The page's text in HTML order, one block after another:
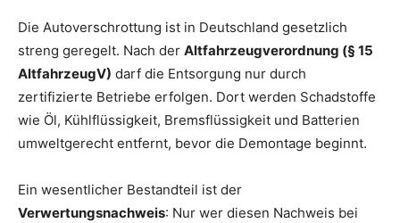
Die Autoverschrottung ist in Deutschland gesetzlich
streng geregelt. Nach der Altfahrzeugverordnung (§ 15
AltfahrzeugV) darf die Entsorgung nur durch
zertifizierte Betriebe erfolgen. Dort werden Schadstoffe
wie Öl, Kühlflüssigkeit, Bremsflüssigkeit und Batterien
umweltgerecht entfernt, bevor die Demontage beginnt.
Ein wesentlicher Bestandteil ist der
Verwertungsnachweis: Nur wer diesen Nachweis bei